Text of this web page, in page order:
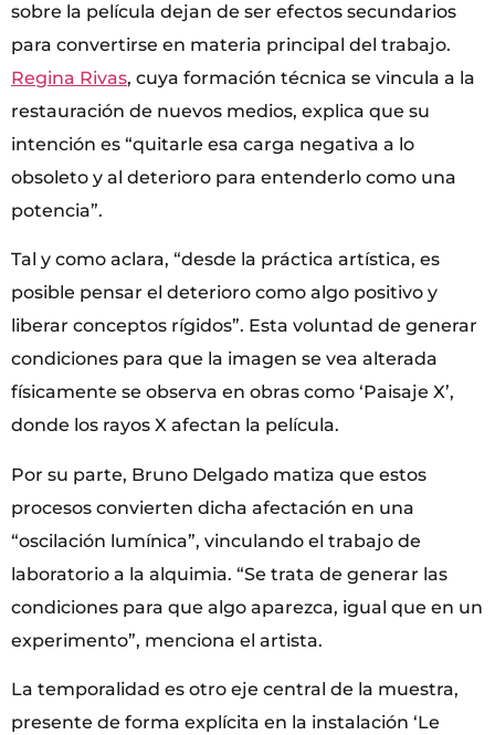
sobre la película dejan de ser efectos secundarios
para convertirse en materia principal del trabajo.
Regina Rivas, cuya formación técnica se vincula a la
restauración de nuevos medios, explica que su
intención es “quitarle esa carga negativa a lo
obsoleto y al deterioro para entenderlo como una
potencia”.
Tal y como aclara, “desde la práctica artística, es
posible pensar el deterioro como algo positivo y
liberar conceptos rígidos”. Esta voluntad de generar
condiciones para que la imagen se vea alterada
físicamente se observa en obras como ‘Paisaje X’,
donde los rayos X afectan la película.
Por su parte, Bruno Delgado matiza que estos
procesos convierten dicha afectación en una
“oscilación lumínica”, vinculando el trabajo de
laboratorio a la alquimia. “Se trata de generar las
condiciones para que algo aparezca, igual que en un
experimento”, menciona el artista.
La temporalidad es otro eje central de la muestra,
presente de forma explícita en la instalación ‘Le